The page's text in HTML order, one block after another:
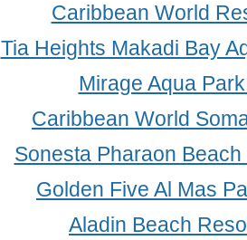
Caribbean World
Tia Heights Makadi Bay
Mirage Aqua
Caribbean World
Sonesta Pharaon
Golden Five Al Mas
Aladin Beach